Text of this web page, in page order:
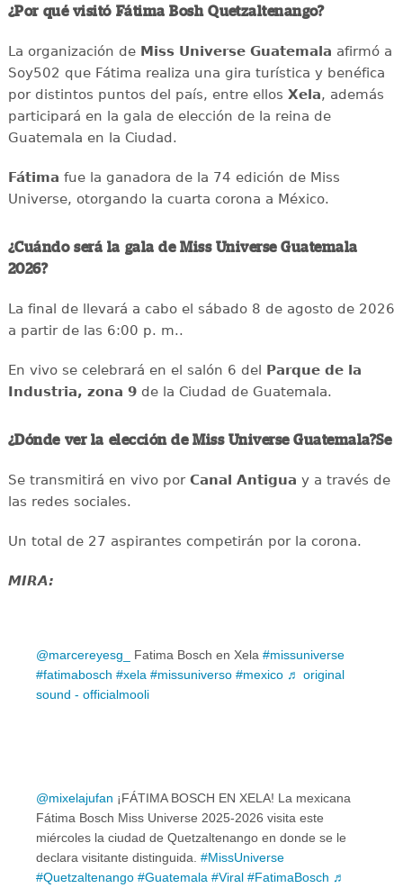
¿Por qué visitó Fátima Bosh Quetzaltenango?
La organización de Miss Universe Guatemala afirmó a
Soy502 que Fátima realiza una gira turística y benéfica
por distintos puntos del país, entre ellos Xela, además
participará en la gala de elección de la reina de
Guatemala en la Ciudad.
Fátima fue la ganadora de la 74 edición de Miss
Universe, otorgando la cuarta corona a México.
¿Cuándo será la gala de Miss Universe Guatemala
2026?
La final de llevará a cabo el sábado 8 de agosto de 2026
a partir de las 6:00 p. m..
En vivo se celebrará en el salón 6 del Parque de la
Industria, zona 9de la Ciudad de Guatemala.
¿Dónde ver la elección de Miss Universe Guatemala?Se
Se transmitirá en vivo porCanal Antigua y a través de
las redes sociales.
Un total de 27 aspirantes competirán por la corona.
MIRA:
@marcereyesg_ Fatima Bosch en Xela #missuniverse
#fatimabosch #xela #missuniverso #mexico ♬ original
sound - officialmooli
@mixelajufan ¡FÁTIMA BOSCH EN XELA! La mexicana
Fátima Bosch Miss Universe 2025-2026 visita este
miércoles la ciudad de Quetzaltenango en donde se le
declara visitante distinguida. #MissUniverse
#Quetzaltenango #Guatemala #Viral #FatimaBosch ♬